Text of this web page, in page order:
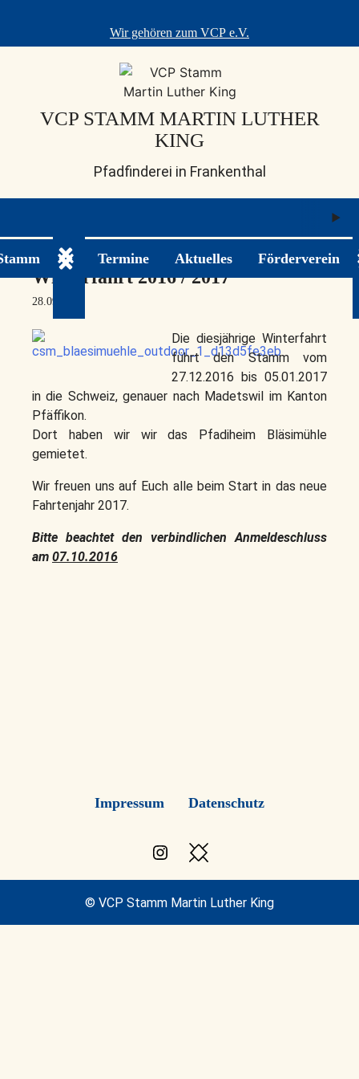
content
Wir gehören zum VCP e.V.
VCP STAMM MARTIN LUTHER
KING
Pfadfinderei in Frankenthal
Untermenü ein-/ausklappen
Termine Aktuelles Förderverein
Winterfahrt 2016 / 2017
28.09.2016
Die diesjährige Winterfahrt
führt den Stamm vom
27.12.2016 bis 05.01.2017
in die Schweiz, genauer nach Madetswil im Kanton
Pfäffikon.
Dort haben wir wir das Pfadiheim Bläsimühle
gemietet.
Wir freuen uns auf Euch alle beim Start in das neue
Fahrtenjahr 2017.
Bitte beachtet den verbindlichen Anmeldeschluss
am 07.10.2016
Impressum Datenschutz
Instagram
Blog
© VCP Stamm Martin Luther King